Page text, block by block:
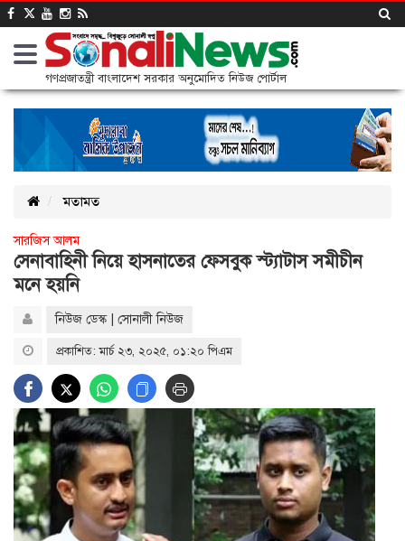
গণপ্রজাতন্ত্রী বাংলাদেশ সরকার অনুমোদিত নিউজ পোর্টাল
মতামত
সারজিস আলম
সেনাবাহিনী নিয়ে হাসনাতের ফেসবুক স্ট্যাটাস সমীচীন
মনে হয়নি
নিউজ ডেস্ক | সোনালী নিউজ
প্রকাশিত: মার্চ ২৩, ২০২৫, ০১:২০ পিএম